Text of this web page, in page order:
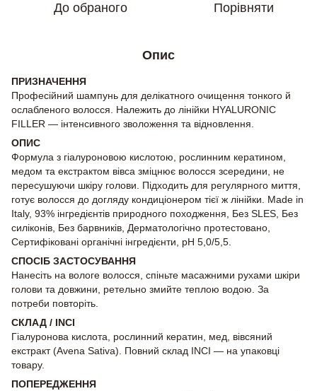
До обраного Порівняти
Опис
ПРИЗНАЧЕННЯ
Професійний шампунь для делікатного очищення тонкого й
ослабленого волосся. Належить до лінійки HYALURONIC
FILLER — інтенсивного зволоження та відновлення.
ОПИС
Формула з гіалуроновою кислотою, рослинним кератином,
медом та екстрактом вівса зміцнює волосся зсередини, не
пересушуючи шкіру голови. Підходить для регулярного миття,
готує волосся до догляду кондиціонером тієї ж лінійки. Made in
Italy, 93% інгредієнтів природного походження, Без SLES, Без
силіконів, Без барвників, Дерматологічно протестовано,
Сертифіковані органічні інгредієнти, pH 5,0/5,5.
СПОСІБ ЗАСТОСУВАННЯ
Нанесіть на вологе волосся, спіньте масажними рухами шкіри
голови та довжини, ретельно змийте теплою водою. За
потреби повторіть.
СКЛАД / INCI
Гіалуронова кислота, рослинний кератин, мед, вівсяний
екстракт (Avena Sativa). Повний склад INCI — на упаковці
товару.
ПОПЕРЕДЖЕННЯ